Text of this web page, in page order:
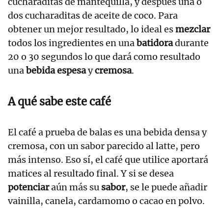
dos cucharaditas de aceite de coco. Para
obtener un mejor resultado, lo ideal esmezclar
todos los ingredientes en unabatidoradurante
20 o 30 segundos lo que dará como resultado
unabebida espesaycremosa.
A qué sabe este café
El café a prueba de balas es una bebida densa y
cremosa, con un sabor parecido al latte, pero
más intenso. Eso sí, el café que utilice aportará
matices al resultado final. Y si se desea
potenciaraún más su sabor, se le puede añadir
vainilla, canela, cardamomo o cacao en polvo.